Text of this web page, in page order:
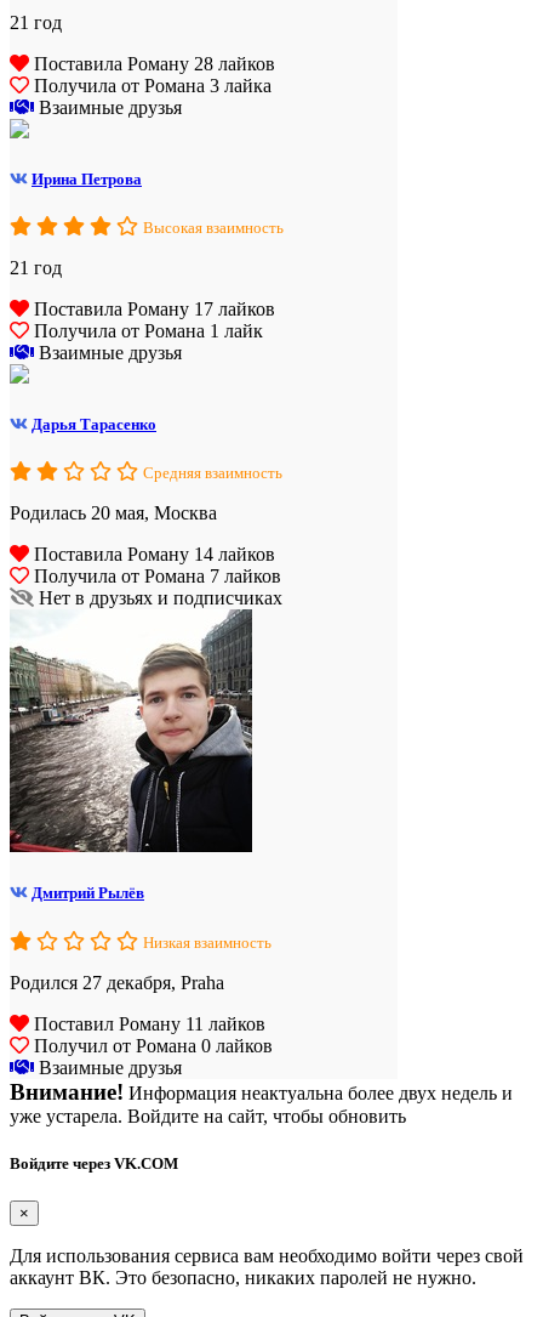
21 год
Поставила Роману 28 лайков
Получила от Романа 3 лайка
Взаимные друзья
Ирина Петрова
Высокая взаимность
21 год
Поставила Роману 17 лайков
Получила от Романа 1 лайк
Взаимные друзья
Дарья Тарасенко
Средняя взаимность
Родилась 20 мая, Москва
Поставила Роману 14 лайков
Получила от Романа 7 лайков
Нет в друзьях и подписчиках
Дмитрий Рылёв
Низкая взаимность
Родился 27 декабря, Praha
Поставил Роману 11 лайков
Получил от Романа 0 лайков
Взаимные друзья
Внимание! Информация неактуальна более двух недель и
уже устарела. Войдите на сайт, чтобы обновить
Войдите через VK.COM
×
Для использования сервиса вам необходимо войти через свой
аккаунт ВК. Это безопасно, никаких паролей не нужно.